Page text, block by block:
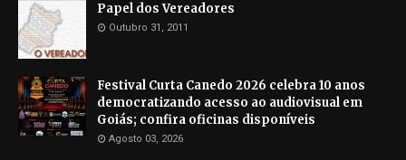
Papel dos Vereadores
Outubro 31, 2011
Festival Curta Canedo 2026 celebra 10 anos
democratizando acesso ao audiovisual em
Goiás; confira oficinas disponíveis
Agosto 03, 2026